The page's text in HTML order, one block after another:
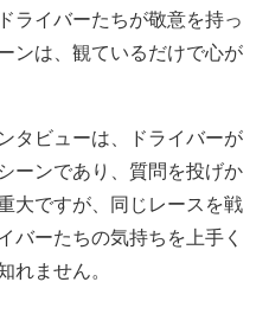
ライバーたちが敬意を持っ
ンは、観ているだけで心が
タビューは、ドライバーが
ーンであり、質問を投げか
大ですが、同じレースを戦
バーたちの気持ちを上手く
れません。